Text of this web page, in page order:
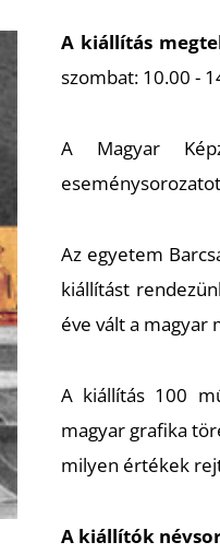
A kiállítás
szombat: 10.00 -
A Magyar
Az egyetem
kiállítást
éve vált a magyar
A kiállítás 100
magyar grafika
milyen értékek
A kiállítók